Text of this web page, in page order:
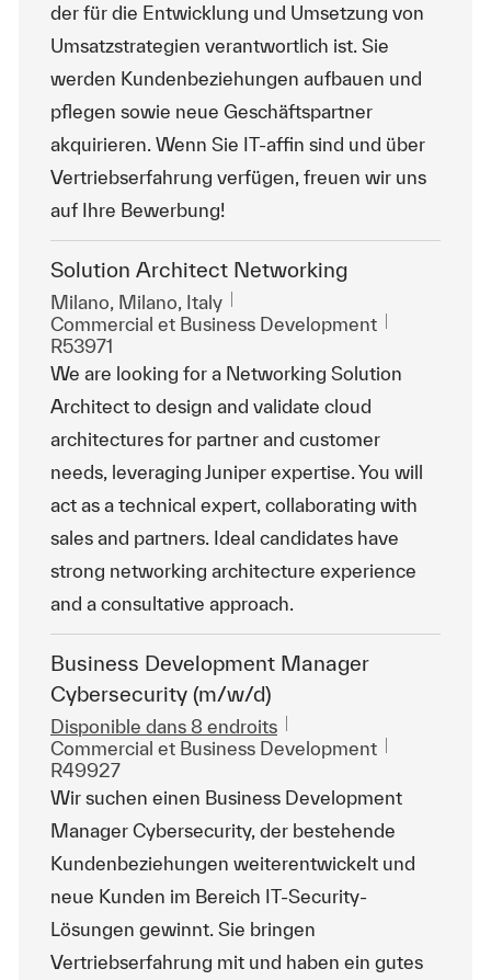
der für die Entwicklung und Umsetzung von
Umsatzstrategien verantwortlich ist. Sie
werden Kundenbeziehungen aufbauen und
pflegen sowie neue Geschäftspartner
akquirieren. Wenn Sie IT-affin sind und über
Vertriebserfahrung verfügen, freuen wir uns
auf Ihre Bewerbung!
Solution Architect Networking
Emplacement
Milano, Milano, Italy
Catégorie
Commercial et Business Development
R53971
We are looking for a Networking Solution
Architect to design and validate cloud
architectures for partner and customer
needs, leveraging Juniper expertise. You will
act as a technical expert, collaborating with
sales and partners. Ideal candidates have
strong networking architecture experience
and a consultative approach.
Business Development Manager
Cybersecurity (m/w/d)
Disponible dans 8 endroits
Catégorie
Commercial et Business Development
R49927
Wir suchen einen Business Development
Manager Cybersecurity, der bestehende
Kundenbeziehungen weiterentwickelt und
neue Kunden im Bereich IT-Security-
Lösungen gewinnt. Sie bringen
Vertriebserfahrung mit und haben ein gutes